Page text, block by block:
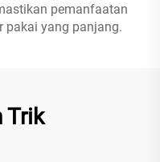
pemanfaatan
pakai yang panjang.
Trik